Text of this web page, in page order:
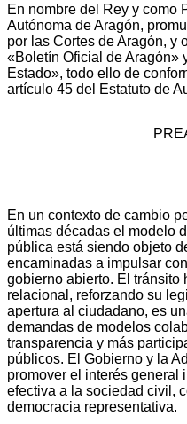
En nombre del Rey y como
Autónoma de Aragón,
por las Cortes de Aragón, y
«Boletín Oficial de Aragón»
Estado», todo ello de
artículo 45 del Estatuto de
En un contexto de cambio
últimas décadas el modelo
pública está siendo objeto
encaminadas a impulsar
gobierno abierto. El tránsito
relacional, reforzando su
apertura al ciudadano, es
demandas de modelos
transparencia y más
públicos. El Gobierno y la
promover el interés general
efectiva a la sociedad civil,
democracia representativa.